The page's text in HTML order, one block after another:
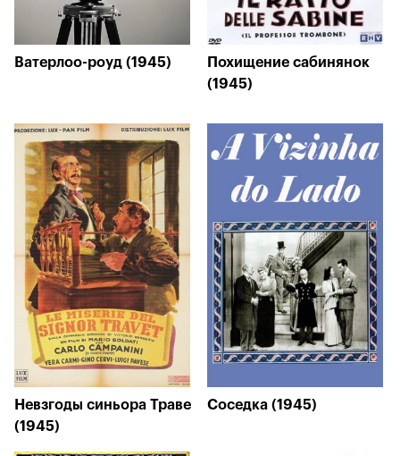
Ватерлоо-роуд (1945)
Похищение сабинянок
(1945)
Невзгоды синьора Траве
(1945)
Соседка (1945)